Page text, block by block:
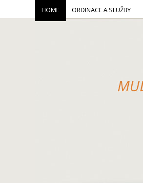
HOME ORDINACE A SLUŽBY